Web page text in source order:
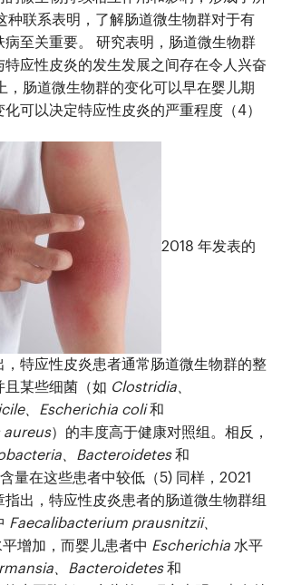
种联系表明，了解肠道微生物群对于有
至关重要。 研究表明，肠道微生物群
特应性皮炎的发生发展之间存在令人兴奋
，肠道微生物群的变化可以早在婴儿期
可以决定特应性皮炎的严重程度（4）
2018 年发表的
，特应性皮炎患者通常肠道微生物群的整
且某些细菌（如 Clostridia、
、Escherichia coli和
aureus）的丰度高于健康对照组。相反，
、Bacteroidetes和
量在这些患者中较低（5) 同样，2021
出，特应性皮炎患者的肠道微生物群组
Faecalibacterium prausnitzii、
平增加，而婴儿患者中 Escherichia 水平
、Bacteroidetes和